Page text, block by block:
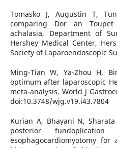
Tomasko J, Augustin T,
comparing Dor an
achalasia, Department of
Hershey Medical Center,
Society of Laparoendoscopic
Ming-Tian W, Ya-Zhou H,
optimum after laparoscopic
meta-analysis. World J
doi:10.3748/wjg.v19.i43.7804
Kurian A, Bhayani N,
posterior fundoplication
esophagocardiomyotomy